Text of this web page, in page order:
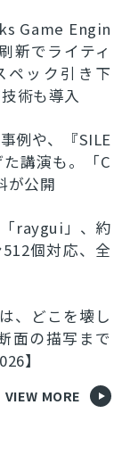
Game Engin
新でライティ
ペック引き下
術も導入
例や、『SILE
講演も。「C
が公開
raygui」、約
個対応、全
、どこを壊し
面の描写まで
】
VIEW MORE